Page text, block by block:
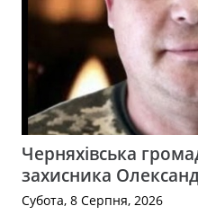
Черняхівська
захисника
Субота, 8 Серпня, 2026